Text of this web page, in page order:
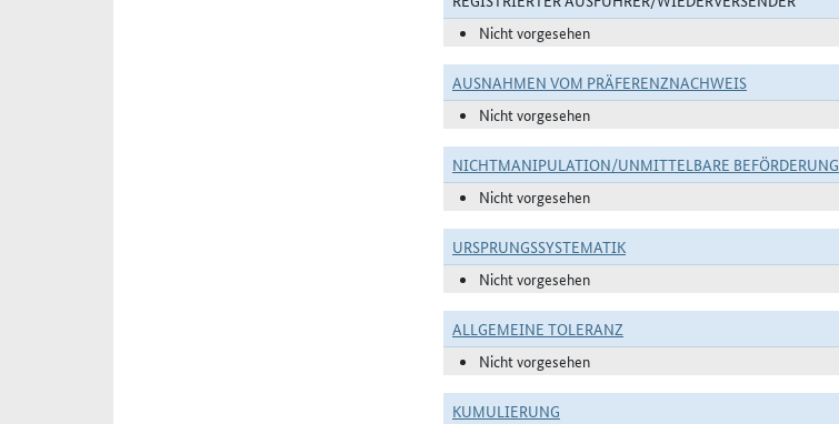
Nicht vorgesehen
AUSNAHMEN VOM PRÄFERENZNACHWEIS
Nicht vorgesehen
NICHTMANIPULATION/UNMITTELBARE BEFÖRDERUNG
Nicht vorgesehen
URSPRUNGSSYSTEMATIK
Nicht vorgesehen
ALLGEMEINE TOLERANZ
Nicht vorgesehen
KUMULIERUNG